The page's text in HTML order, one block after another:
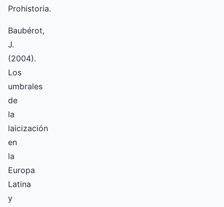
Prohistoria.
Baubérot,
J.
(2004).
Los
umbrales
de
la
laicización
en
la
Europa
Latina
y